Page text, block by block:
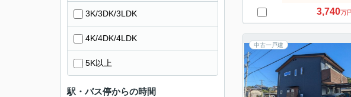
3,740万
中古一戸建
3K/3DK/3LDK
4K/4DK/4LDK
5K以上
駅・バス停からの時間